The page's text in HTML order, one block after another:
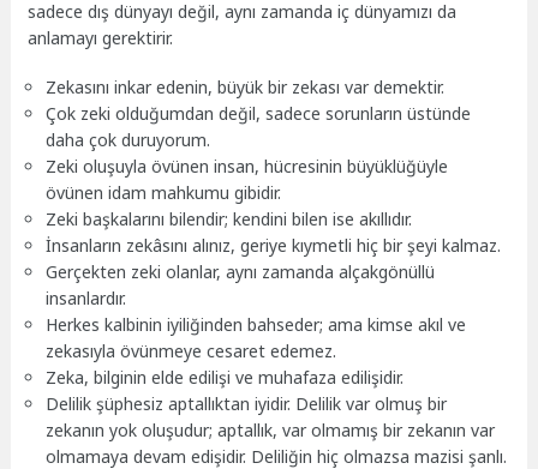
sadece dış dünyayı değil, aynı zamanda iç dünyamızı da
anlamayı gerektirir.
Zekasını inkar edenin, büyük bir zekası var demektir.
Çok zeki olduğumdan değil, sadece sorunların üstünde
daha çok duruyorum.
Zeki oluşuyla övünen insan, hücresinin büyüklüğüyle
övünen idam mahkumu gibidir.
Zeki başkalarını bilendir; kendini bilen ise akıllıdır.
İnsanların zekâsını alınız, geriye kıymetli hiç bir şeyi kalmaz.
Gerçekten zeki olanlar, aynı zamanda alçakgönüllü
insanlardır.
Herkes kalbinin iyiliğinden bahseder; ama kimse akıl ve
zekasıyla övünmeye cesaret edemez.
Zeka, bilginin elde edilişi ve muhafaza edilişidir.
Delilik şüphesiz aptallıktan iyidir. Delilik var olmuş bir
zekanın yok oluşudur; aptallık, var olmamış bir zekanın var
olmamaya devam edişidir. Deliliğin hiç olmazsa mazisi şanlı.